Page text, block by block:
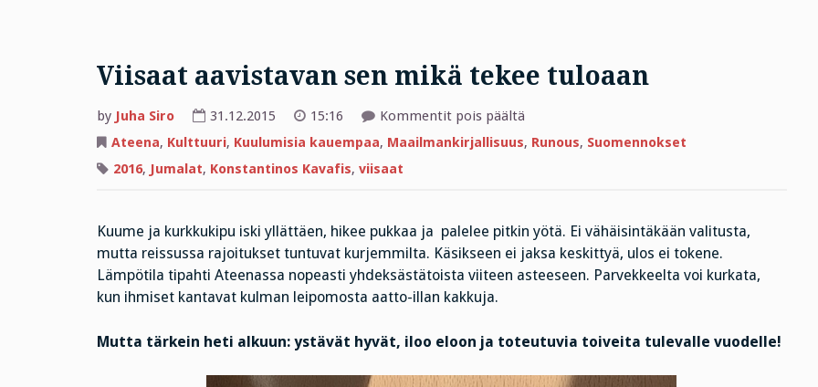
Viisaat aavistavan sen mikä tekee tuloaan
by Juha Siro 31.12.2015 15:16 Kommentit pois päältäartikkelissa
aavistavan
sen
Ateena, Kulttuuri, Kuulumisia kauempaa, Maailmankirjallisuus, Runous, Suomennokset
2016, Jumalat, Konstantinos Kavafis, viisaat
Kuume ja kurkkukipu iski yllättäen, hikee pukkaa ja palelee pitkin yötä. Ei vähäisintäkään valitusta,
mutta reissussa rajoitukset tuntuvat kurjemmilta. Käsikseen ei jaksa keskittyä, ulos ei tokene.
Lämpötila tipahti Ateenassa nopeasti yhdeksästätoista viiteen asteeseen. Parvekkeelta voi kurkata,
kun ihmiset kantavat kulman leipomosta aatto-illan kakkuja.
Mutta tärkein heti alkuun: ystävät hyvät, iloo eloon ja toteutuvia toiveita tulevalle vuodelle!